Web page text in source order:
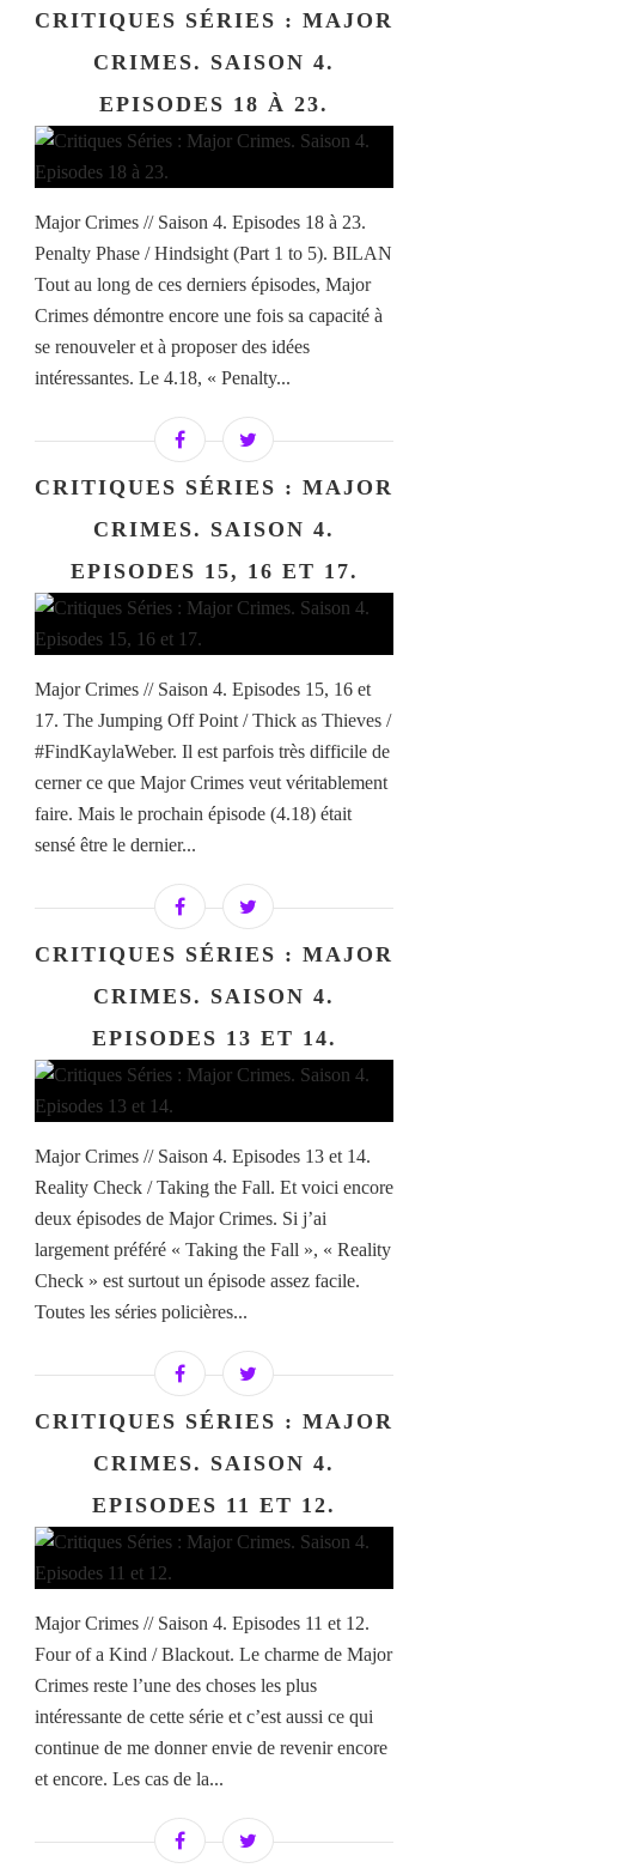
CRITIQUES SÉRIES : MAJOR
CRIMES. SAISON 4.
EPISODES 18 À 23.
Major Crimes // Saison 4. Episodes 18 à 23.
Penalty Phase / Hindsight (Part 1 to 5). BILAN
Tout au long de ces derniers épisodes, Major
Crimes démontre encore une fois sa capacité à
se renouveler et à proposer des idées
intéressantes. Le 4.18, « Penalty...
CRITIQUES SÉRIES : MAJOR
CRIMES. SAISON 4.
EPISODES 15, 16 ET 17.
Major Crimes // Saison 4. Episodes 15, 16 et
17. The Jumping Off Point / Thick as Thieves /
#FindKaylaWeber. Il est parfois très difficile de
cerner ce que Major Crimes veut véritablement
faire. Mais le prochain épisode (4.18) était
sensé être le dernier...
CRITIQUES SÉRIES : MAJOR
CRIMES. SAISON 4.
EPISODES 13 ET 14.
Major Crimes // Saison 4. Episodes 13 et 14.
Reality Check / Taking the Fall. Et voici encore
deux épisodes de Major Crimes. Si j’ai
largement préféré « Taking the Fall », « Reality
Check » est surtout un épisode assez facile.
Toutes les séries policières...
CRITIQUES SÉRIES : MAJOR
CRIMES. SAISON 4.
EPISODES 11 ET 12.
Major Crimes // Saison 4. Episodes 11 et 12.
Four of a Kind / Blackout. Le charme de Major
Crimes reste l’une des choses les plus
intéressante de cette série et c’est aussi ce qui
continue de me donner envie de revenir encore
et encore. Les cas de la...